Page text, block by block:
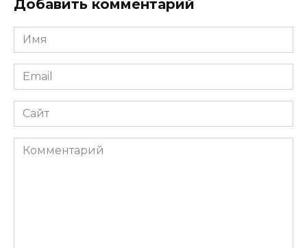
Добавить комментарий
Имя
*
Email
*
Сайт
Комментарий